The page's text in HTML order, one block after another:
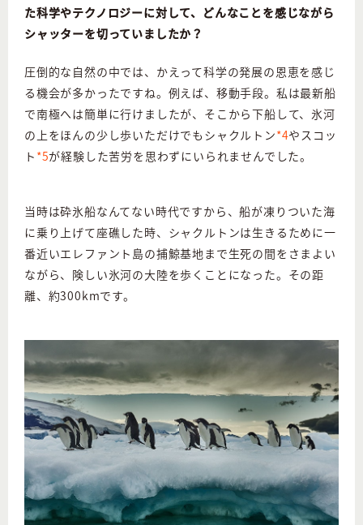
た科学やテクノロジーに対して、どんなことを感じながら
シャッターを切っていましたか？
圧倒的な自然の中では、かえって科学の発展の恩恵を感じ
る機会が多かったですね。例えば、移動手段。私は最新船
で南極へは簡単に行けましたが、そこから下船して、氷河
の上をほんの少し歩いただけでもシャクルトン*4やスコッ
ト *5が経験した苦労を思わずにいられませんでした。
当時は砕氷船なんてない時代ですから、船が凍りついた海
に乗り上げて座礁した時、シャクルトンは生きるために一
番近いエレファント島の捕鯨基地まで生死の間をさまよい
ながら、険しい氷河の大陸を歩くことになった。その距
離、約300kmです。